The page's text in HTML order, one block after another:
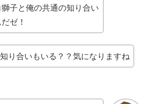
子と俺の共通の知り合い
ゼ！
り合いもいる？？気になりますね